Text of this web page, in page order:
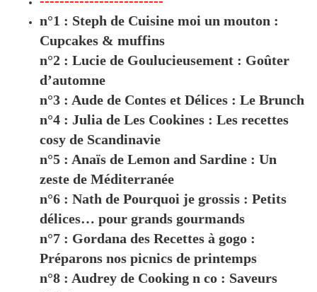
n°1 : Steph de Cuisine moi un mouton :
Cupcakes & muffins
n°2 : Lucie de Goulucieusement : Goûter
d’automne
n°3 : Aude de Contes et Délices : Le Brunch
n°4 : Julia de Les Cookines : Les recettes
cosy de Scandinavie
n°5 : Anaïs de Lemon and Sardine : Un
zeste de Méditerranée
n°6 : Nath de Pourquoi je grossis : Petits
délices… pour grands gourmands
n°7 : Gordana des Recettes à gogo :
Préparons nos picnics de printemps
n°8 : Audrey de Cooking n co : Saveurs